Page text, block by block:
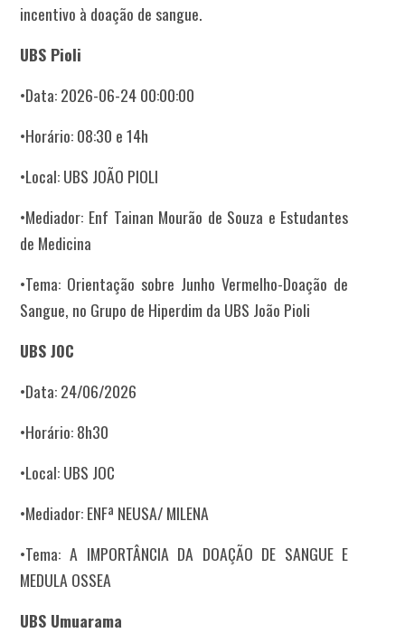
incentivo à doação de sangue.
UBS Pioli
•Data: 2026-06-24 00:00:00
•Horário: 08:30 e 14h
•Local: UBS JOÃO PIOLI
•Mediador: Enf Tainan Mourão de Souza e Estudantes
de Medicina
•Tema: Orientação sobre Junho Vermelho-Doação de
Sangue, no Grupo de Hiperdim da UBS João Pioli
UBS JOC
•Data: 24/06/2026
•Horário: 8h30
•Local: UBS JOC
•Mediador: ENFª NEUSA/ MILENA
•Tema: A IMPORTÂNCIA DA DOAÇÃO DE SANGUE E
MEDULA OSSEA
UBS Umuarama